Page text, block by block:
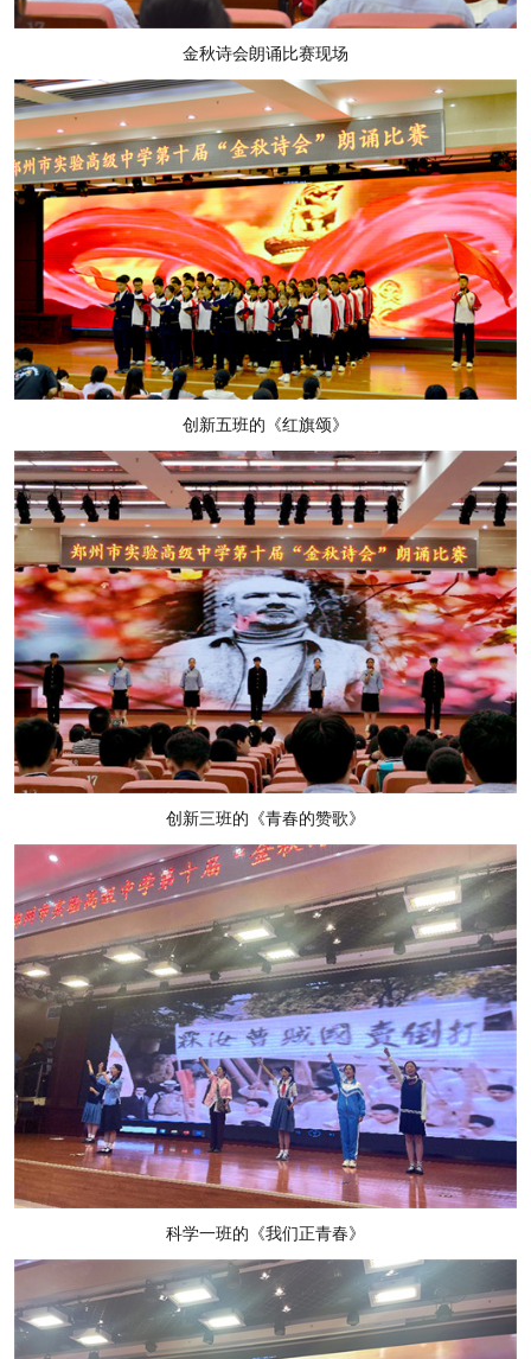
金秋诗会朗诵比赛现场
创新五班的《红旗颂》
创新三班的《青春的赞歌》
科学一班的《我们正青春》